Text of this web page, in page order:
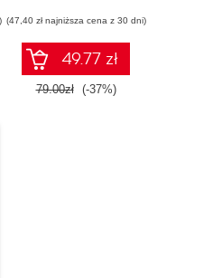
wnioski i opanuj
zaawansowany
SQL na potrzeby
praktycznych
zastosowań.
(47,40 zł najniższa cena z 30 dni)
49.77 zł
79.00zł (-37%)